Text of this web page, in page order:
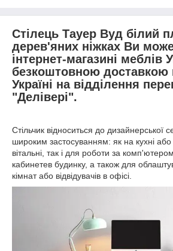
Стілець Тауер Вуд білий
дерев'яних ніжках Ви
інтернет-магазині меблів
безкоштовною доставкою
Україні на відділення
"Делівері".
Стільчик відноситься до дизайнерської
широким застосуванням: як на кухні або
вітальні, так і для роботи за
кабинетев будинку, а також для
кімнат або відвідувачів в офісі.